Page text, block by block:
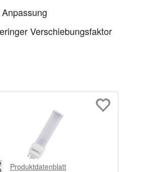
Verschiebungsfaktor
Produktdatenblatt